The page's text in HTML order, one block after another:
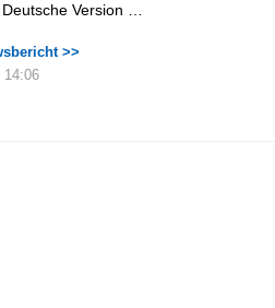
Version …
>>
14:06